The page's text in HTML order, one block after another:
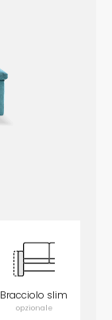
Bracciolo slim
opzionale